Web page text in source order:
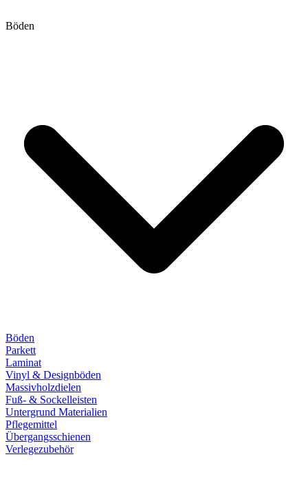
Böden
Böden
Parkett
Laminat
Vinyl & Designböden
Massivholzdielen
Fuß- & Sockelleisten
Untergrund Materialien
Pflegemittel
Übergangsschienen
Verlegezubehör